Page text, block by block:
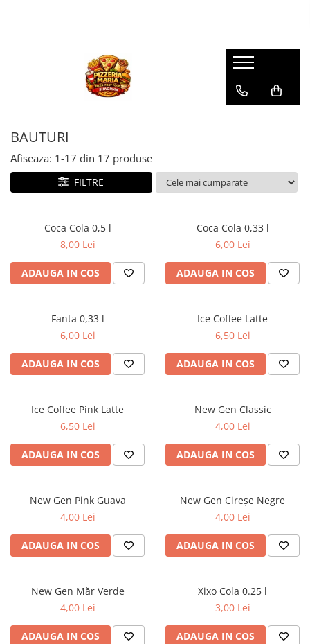
BAUTURI
Afiseaza: 1-17 din 17 produse
FILTRE
Coca Cola 0,5 l
8,00 Lei
ADAUGA IN COS
Coca Cola 0,33 l
6,00 Lei
ADAUGA IN COS
Fanta 0,33 l
6,00 Lei
ADAUGA IN COS
Ice Coffee Latte
6,50 Lei
ADAUGA IN COS
Ice Coffee Pink Latte
6,50 Lei
ADAUGA IN COS
New Gen Classic
4,00 Lei
ADAUGA IN COS
New Gen Pink Guava
4,00 Lei
ADAUGA IN COS
New Gen Cireșe Negre
4,00 Lei
ADAUGA IN COS
New Gen Măr Verde
4,00 Lei
ADAUGA IN COS
Xixo Cola 0.25 l
3,00 Lei
ADAUGA IN COS